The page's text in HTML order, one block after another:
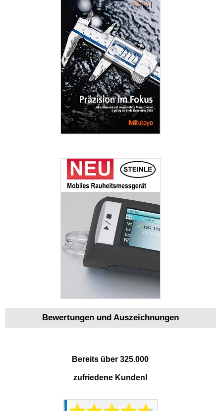
Bewertungen und Auszeichnungen
Bereits über 325.000
zufriedene Kunden!